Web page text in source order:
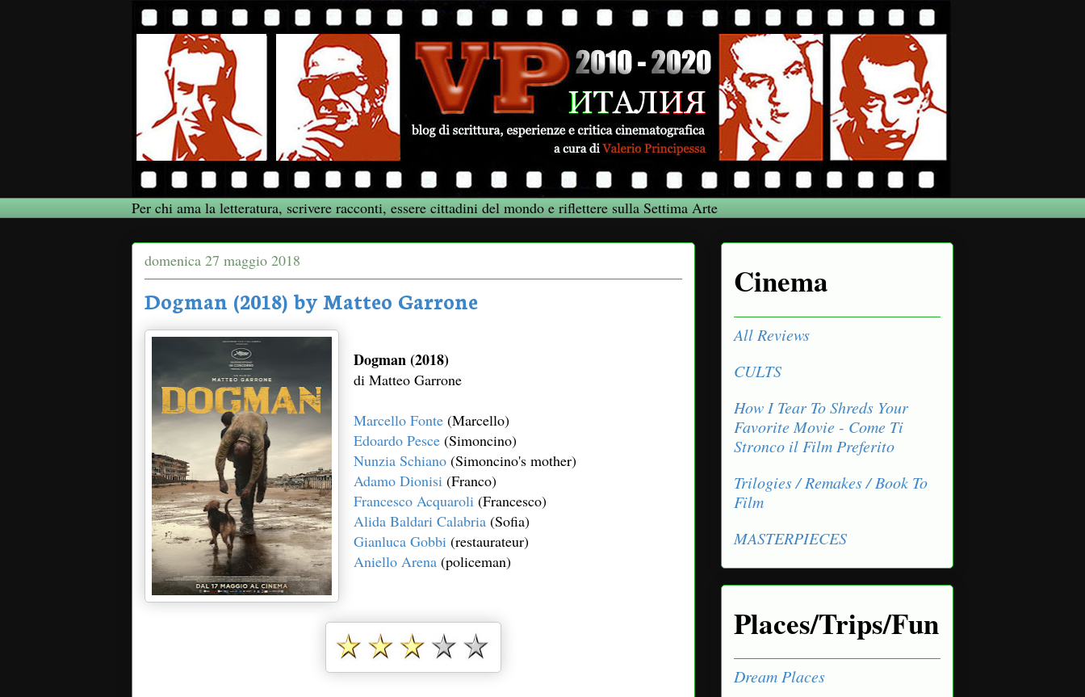
Per chi ama la letteratura, scrivere racconti, essere cittadini del mondo e riflettere sulla Settima Arte
domenica 27 maggio 2018
Dogman (2018) by Matteo Garrone
Dogman (2018)
di Matteo Garrone
Marcello Fonte (Marcello)
Edoardo Pesce (Simoncino)
Nunzia Schiano (Simoncino's mother)
Adamo Dionisi (Franco)
Francesco Acquaroli (Francesco)
Alida Baldari Calabria (Sofia)
Gianluca Gobbi (restaurateur)
Aniello Arena (policeman)
Cinema
All Reviews
CULTS
How I Tear To Shreds Your
Favorite Movie - Come Ti
Stronco il Film Preferito
Trilogies / Remakes / Book To
Film
MASTERPIECES
Places/Trips/Fun
Dream Places